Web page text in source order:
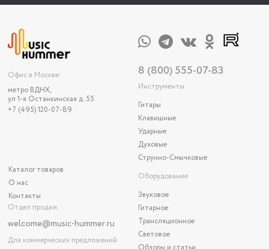
Офис в Москве:
метро ВДНХ,
ул 1-я Останкинская д. 55
+7 (495) 120-07-89
Каталог товаров
О нас
Контакты
Отдел продаж
welcome@music-hummer.ru
Для коммерческих предложений
8 (800) 555-07-83
Инструменты
Гитары
Клавишные
Ударные
Духовые
Струнно-Смычковые
Оборудование
Звуковое
Гитарное
Трансляционное
Световое